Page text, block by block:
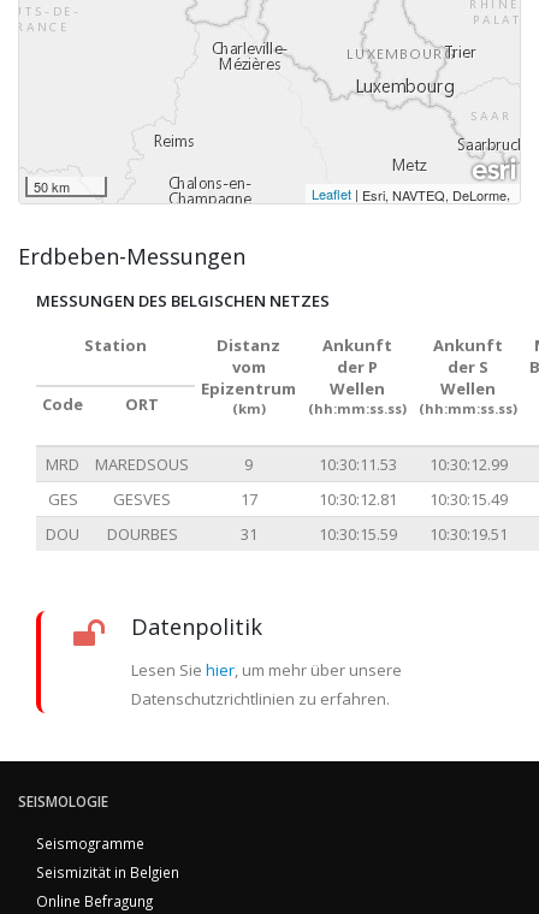
50 km Leaflet | Esri, NAVTEQ, DeLorme,
Erdbeben-Messungen
MESSUNGEN DES BELGISCHEN NETZES
Station
Distanz
vom
Epizentrum
(km)
Ankunft
der P
Wellen
(hh:mm:ss.ss)
Ankunft
der S
Wellen
(hh:mm:ss.ss)
Code
ORT
MRD MAREDSOUS 9 10:30:11.53
10:30:12.99
GES
GESVES 17 10:30:12.81
10:30:15.49
DOU
DOURBES 31 10:30:15.59 10:30:19.51
Datenpolitik
Lesen Sie hier, um mehr über unsere
Datenschutzrichtlinien zu erfahren.
SEISMOLOGIE
Seismogramme
Seismizität in Belgien
Online Befragung